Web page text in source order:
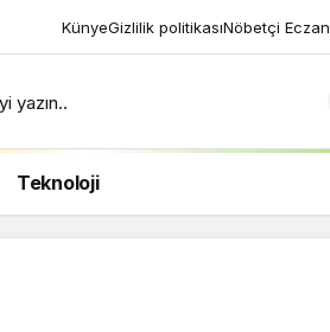
KünyeGizlilik politikasıNöbetçi
yazın..
Teknoloji